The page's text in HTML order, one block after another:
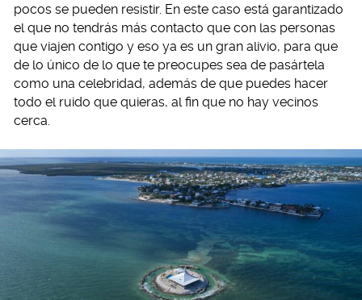
pocos se pueden resistir. En este caso está garantizado
el que no tendrás más contacto que con las personas
que viajen contigo y eso ya es un gran alivio, para que
de lo único de lo que te preocupes sea de pasártela
como una celebridad, además de que puedes hacer
todo el ruido que quieras, al fin que no hay vecinos
cerca.